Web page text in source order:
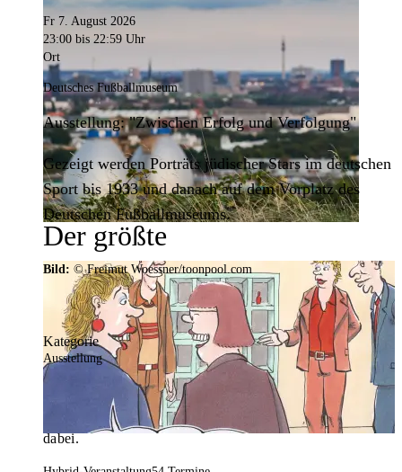
Der größte
Veranstaltungskalender der
Region
Mit weit über 4.000 Terminen ist der
Veranstaltungskalender der Stadt Dortmund der
umfangreichste der Region. Hier ist für alle was
dabei.
Fr 7. August 2026
23:00 bis 22:59 Uhr
Ort
Deutsches Fußballmuseum
Ausstellung: "Zwischen Erfolg und Verfolgung"
Gezeigt werden Porträts jüdischer Stars im deutschen
Sport bis 1933 und danach auf dem Vorplatz des
Deutschen Fußballmuseums.
Bild: © Freimut Woessner/toonpool.com
Kategorie
Ausstellung